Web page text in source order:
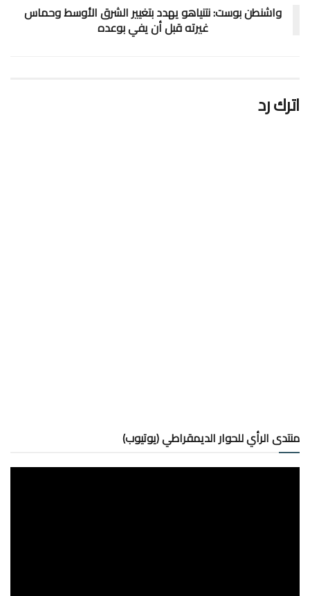
واشنطن بوست: نتنياهو يهدد بتغيير الشرق الأوسط وحماس
غيرته قبل أن يفي بوعده
اترك رد
منتدى الرأي للحوار الديمقراطي (يوتيوب)